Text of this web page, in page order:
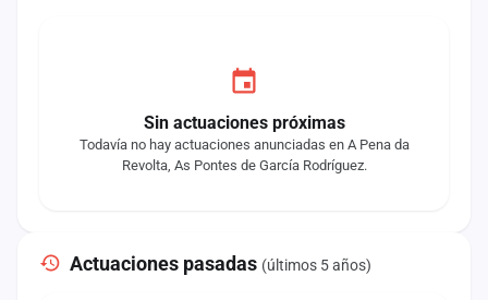
Sin actuaciones próximas
Todavía no hay actuaciones anunciadas en A Pena da
Revolta, As Pontes de García Rodríguez.
Actuaciones pasadas (últimos 5 años)